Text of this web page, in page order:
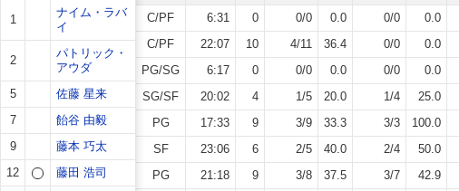
1
ナイム・ラバ
イ
2
パトリック・
アウダ
5
佐藤 星来
7
飴谷 由毅
9
藤本 巧太
12
藤田 浩司
C/PF 6:31 0 0/0 0.0 0/0 0.0
C/PF
22:07 10 4/11 36.4 0/0 0.0
PG/SG
6:17 0 0/0 0.0 0/0 0.0
SG/SF
20:02 4 1/5 20.0 1/4 25.0
PG
17:33 9 3/9 33.3 3/3 100.0
SF
23:06 6 2/5 40.0 2/4 50.0
PG
21:18 9 3/8 37.5 3/7 42.9